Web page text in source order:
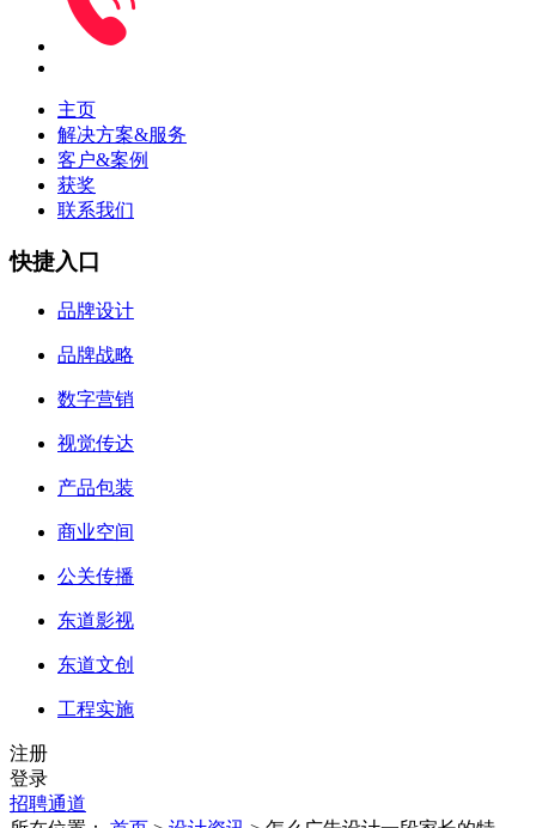
主页
解决方案&服务
客户&案例
获奖
联系我们
快捷入口
品牌设计
品牌战略
数字营销
视觉传达
产品包装
商业空间
公关传播
东道影视
东道文创
工程实施
注册
登录
招聘通道